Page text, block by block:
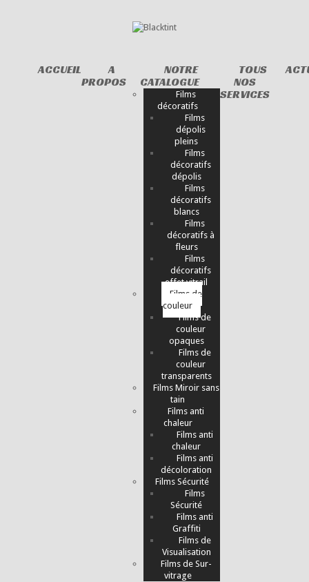
ACCUEIL
A
PROPOS
NOTRE
CATALOGUE
Films
décoratifs
Films
dépolis
pleins
Films
décoratifs
dépolis
Films
décoratifs
blancs
Films
décoratifs à
fleurs
Films
décoratifs
effet vitrail
Films de
couleur
Films de
couleur
opaques
Films de
couleur
transparents
Films Miroir sans
tain
Films anti
chaleur
Films anti
chaleur
Films anti
décoloration
Films Sécurité
Films
Sécurité
Films anti
Graffiti
Films de
Visualisation
Films de Sur-
vitrage
TOUS
NOS
SERVICES